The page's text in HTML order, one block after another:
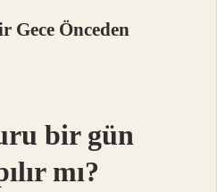
Gece Önceden
bir gün
mı?